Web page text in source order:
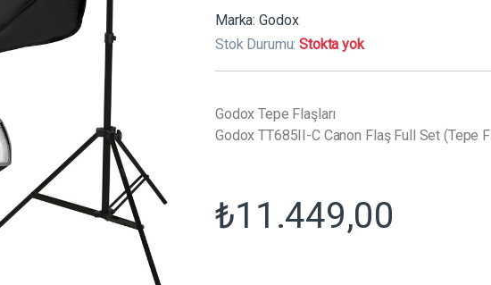
Marka: Godox
Stok Durumu:Stokta yok
Godox Tepe Flaşları
Godox TT685II-C Canon Flaş Full Set (Tepe
₺11.449,00